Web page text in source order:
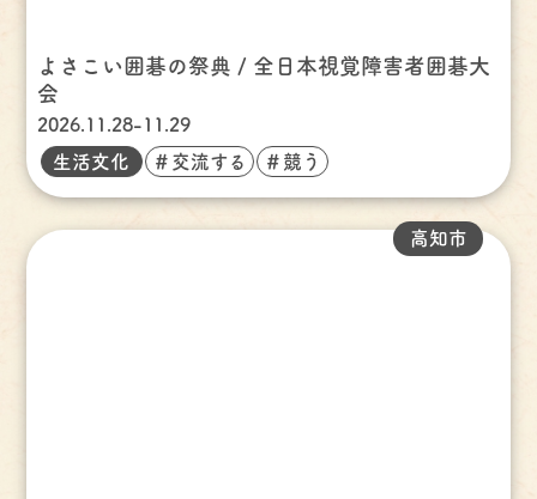
よさこい囲碁の祭典 / 全日本視覚障害者囲碁大
会
2026.11.28-11.29
生活文化 ＃交流する ＃競う
高知市